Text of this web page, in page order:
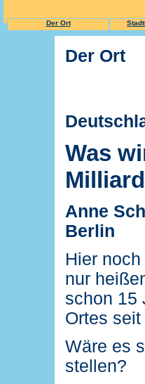
Der Ort
Der Ort
Was
Anne
Berlin
Hier
nur
schon 15
Ortes
Wäre es
stellen?